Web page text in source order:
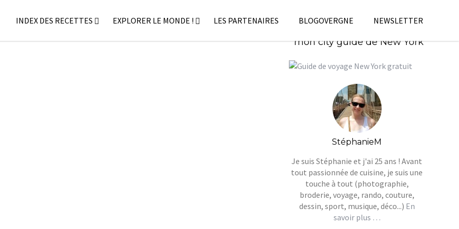
INDEX DES RECETTES EXPLORER LE MONDE ! LES PARTENAIRES BLOGOVERGNE NEWSLETTER
mon city guide de New York
StéphanieM
Je suis Stéphanie et j'ai 25 ans ! Avant
tout passionnée de cuisine, je suis une
touche à tout (photographie,
broderie, voyage, rando, couture,
dessin, sport, musique, déco...) En
savoir plus …